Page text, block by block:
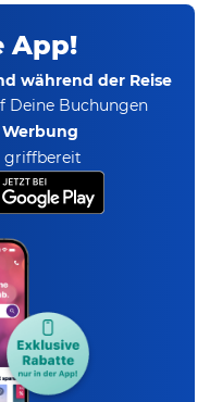
App!
während der Reise
Deine Buchungen
griffbereit